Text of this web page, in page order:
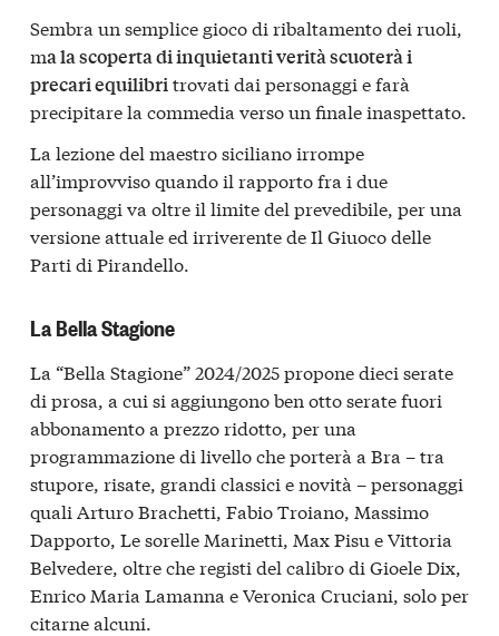
Sembra un semplice gioco di ribaltamento dei ruoli,
ma la scoperta di inquietanti verità scuoterà i
precari equilibritrovati dai personaggi e farà
precipitare la commedia verso un finale inaspettato.
La lezione del maestro siciliano irrompe
all’improvviso quando il rapporto fra i due
personaggi va oltre il limite del prevedibile, per una
versione attuale ed irriverente de Il Giuoco delle
Parti di Pirandello.
La Bella Stagione
La “Bella Stagione” 2024/2025 propone dieci serate
di prosa, a cui si aggiungono ben otto serate fuori
abbonamento a prezzo ridotto, per una
programmazione di livello che porterà a Bra – tra
stupore, risate, grandi classici e novità – personaggi
quali Arturo Brachetti, Fabio Troiano, Massimo
Dapporto, Le sorelle Marinetti, Max Pisu e Vittoria
Belvedere, oltre che registi del calibro di Gioele Dix,
Enrico Maria Lamanna e Veronica Cruciani, solo per
citarne alcuni.